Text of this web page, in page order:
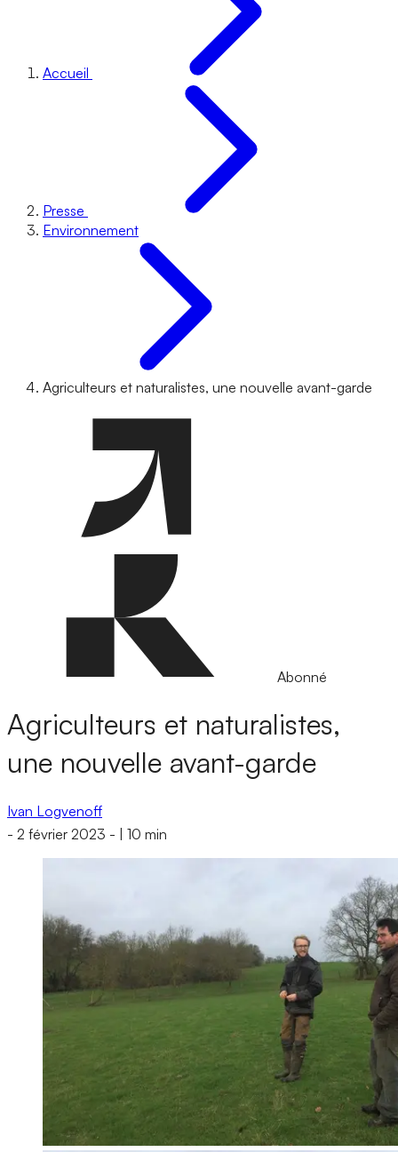
Accueil
Presse
Environnement
Agriculteurs et naturalistes, une nouvelle avant-garde
Abonné
Agriculteurs et naturalistes,
une nouvelle avant-garde
Ivan Logvenoff
- 2 février 2023 - 10 min